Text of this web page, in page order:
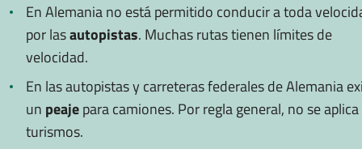
En Alemania no está permitido conducir a toda
por lasautopistas. Muchas rutas tienen límites de
velocidad.
En las autopistas y carreteras federales de Alemania
un peajepara camiones. Por regla general, no se
turismos.